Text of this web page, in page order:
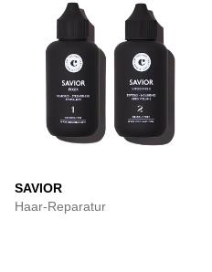
SAVIOR
Haar-Reparatur